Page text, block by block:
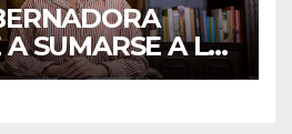
SUMARSE A LA
DE